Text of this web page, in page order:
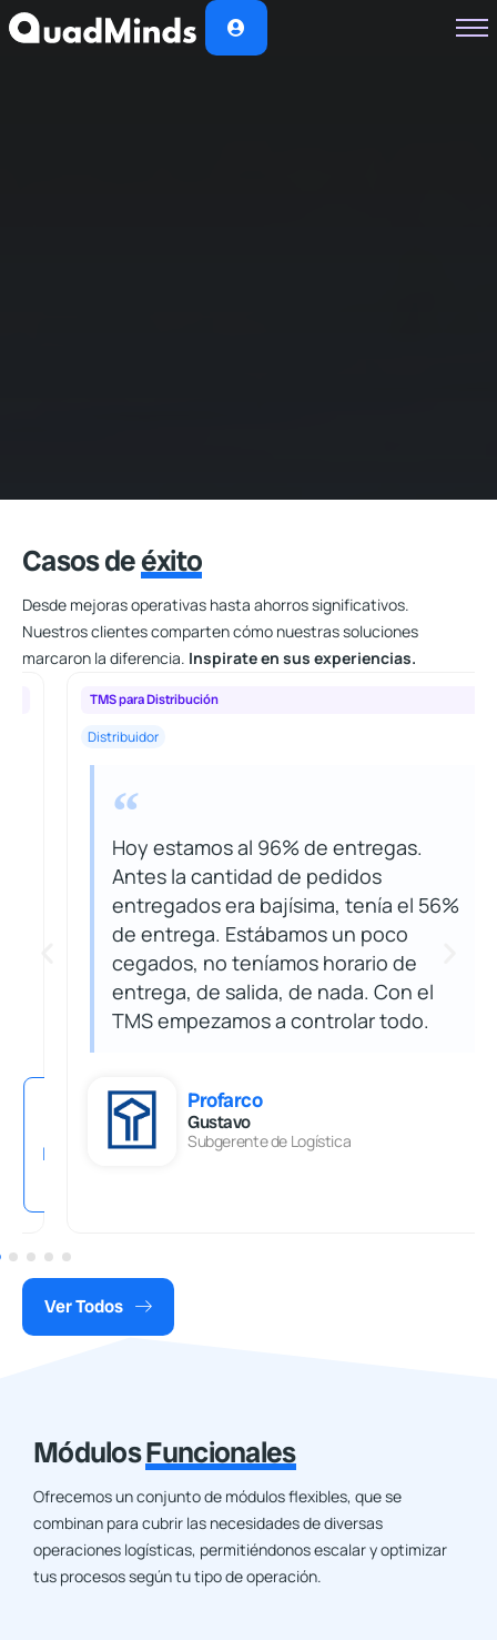
Casos deéxito
Desde mejoras operativas hasta ahorros significativos.
Nuestros clientes comparten cómo nuestras soluciones
marcaron la diferencia. Inspirate en sus experiencias.
TMS para Distribución
Distribuidor
Hoy estamos al 96% de entregas.
Antes la cantidad de pedidos
entregados era bajísima, tenía el 56%
de entrega. Estábamos un poco
cegados, no teníamos horario de
entrega, de salida, de nada. Con el
TMS empezamos a controlar todo.
Profarco
Gustavo
Subgerente de Logística
Ver Todos
MódulosFuncionales
Ofrecemos un conjunto de módulos flexibles, que se
combinan para cubrir las necesidades de diversas
operaciones logísticas, permitiéndonos escalar y optimizar
tus procesos según tu tipo de operación.